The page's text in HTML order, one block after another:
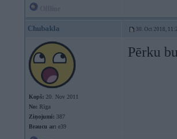
Chubakla 30. Oct 2018,
Kopš: 20. Nov 2011
No: Rīga
Ziņojumi: 387
Braucu ar: e39
Pērku